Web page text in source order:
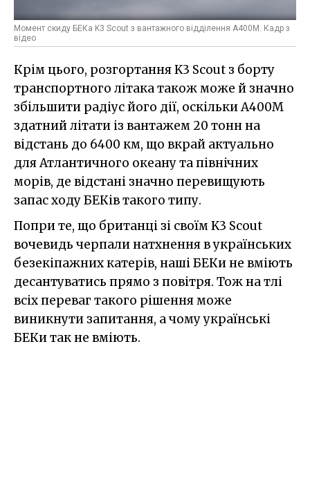
Момент скиду БЕКа K3 Scout з вантажного відділення A400M. Кадр з
відео
Крім цього, розгортання K3 Scout з борту
транспортного літака також може й значно
збільшити радіус його дії, оскільки A400M
здатний літати із вантажем 20 тонн на
відстань до 6400 км, що вкрай актуально
для Атлантичного океану та північних
морів, де відстані значно перевищують
запас ходу БЕКів такого типу.
Попри те, що британці зі своїм K3 Scout
вочевидь черпали натхнення в українських
безекіпажних катерів, наші БЕКи не вміють
десантуватись прямо з повітря. Тож на тлі
всіх переваг такого рішення може
виникнути запитання, а чому українські
БЕКи так не вміють.